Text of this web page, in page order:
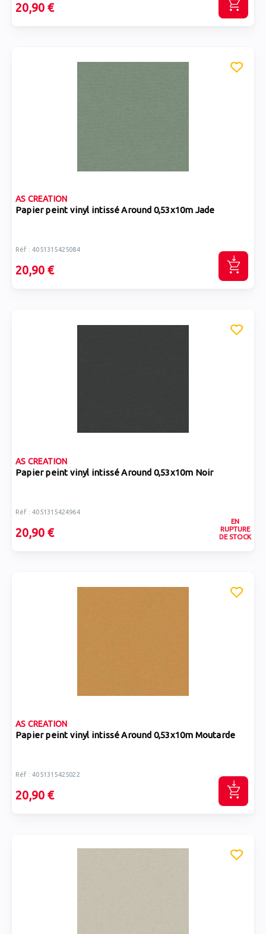
20,90 €
AS CREATION
Papier peint vinyl intissé Around 0,53x10m Jade
Réf : 4051315425084
20,90 €
AS CREATION
Papier peint vinyl intissé Around 0,53x10m Noir
Réf : 4051315424964
20,90 €
EN
RUPTURE
DE STOCK
AS CREATION
Papier peint vinyl intissé Around 0,53x10m Moutarde
Réf : 4051315425022
20,90 €